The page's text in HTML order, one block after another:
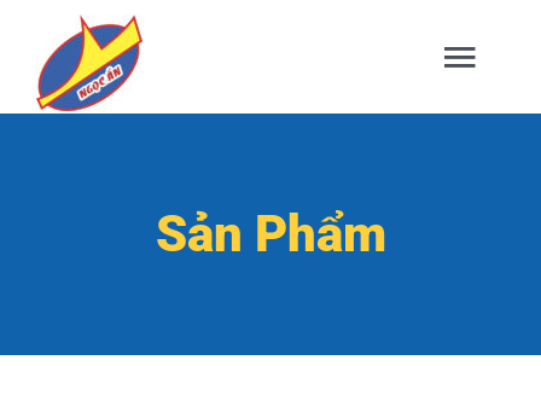
content
Sản Phẩm